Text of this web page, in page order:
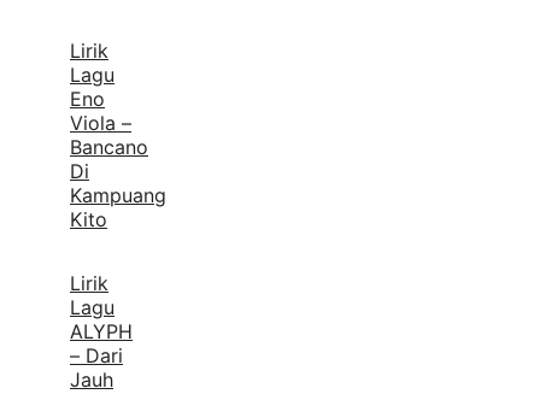
Lirik
Lagu
Eno
Viola –
Bancano
Di
Kampuang
Kito
Lirik
Lagu
ALYPH
– Dari
Jauh